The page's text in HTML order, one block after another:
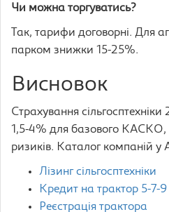
Чи можна торгуватись?
Так, тарифи договорні. Для
парком знижки 15-25%.
Висновок
Страхування
1,5-4% для базового КАСКО,
ризиків. Каталог компаній у
Лізинг сільгосптехніки
Кредит на трактор 5-7-9
Реєстрація трактора